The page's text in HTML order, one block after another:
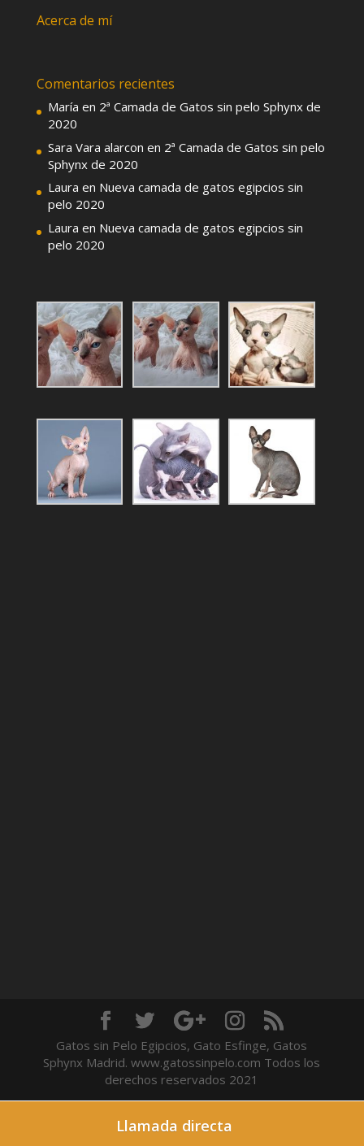
Acerca de mí
Comentarios recientes
María en 2ª Camada de Gatos sin pelo Sphynx de
2020
Sara Vara alarcon en 2ª Camada de Gatos sin pelo
Sphynx de 2020
Laura en Nueva camada de gatos egipcios sin
pelo 2020
Laura en Nueva camada de gatos egipcios sin
pelo 2020
Gatos sin Pelo Egipcios, Gato Esfinge, Gatos
Sphynx Madrid. www.gatossinpelo.com Todos los
derechos reservados 2021
Llamada directa